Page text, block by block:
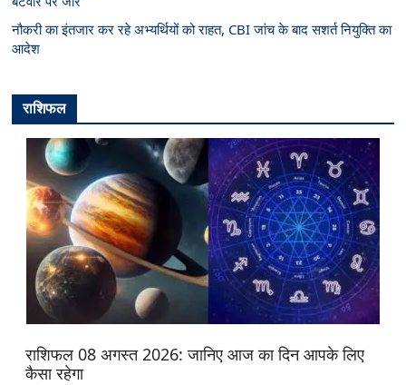
नौकरी का इंतजार कर रहे अभ्यर्थियों को राहत, CBI जांच के बाद सशर्त नियुक्ति का
आदेश
राशिफल
राशिफल 08 अगस्त 2026: जानिए आज का दिन आपके लिए
कैसा रहेगा